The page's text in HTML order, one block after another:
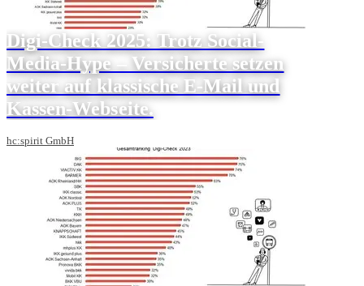
Digi-Check 2025: Trotz Social-
Media-Hype – Versicherte setzen
weiter auf klassische E-Mail und
Kassen-Webseite.
hc:spirit GmbH